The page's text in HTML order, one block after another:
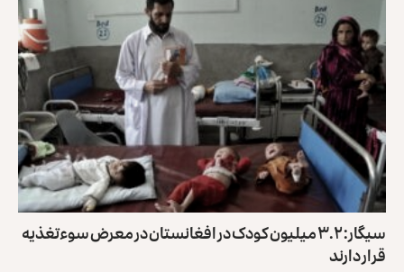
سیگار: ۳.۲ میلیون کودک در افغانستان در معرض سوءتغذیه
قرار دارند